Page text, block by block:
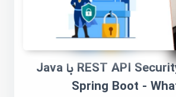
آموزش REST API Security با Java
Spring Boot -